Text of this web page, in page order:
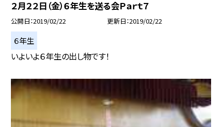
２月２２日（金）６年生を送る会Ｐａｒｔ７
公開日 2019/02/22 更新日 2019/02/22
６年生
いよいよ６年生の出し物です！